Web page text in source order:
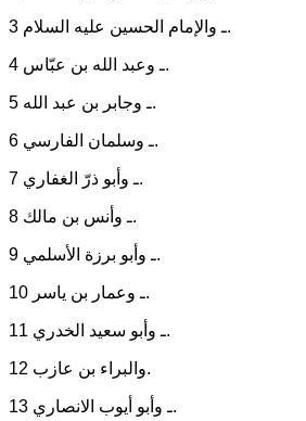
3 ـ والإمام الحسين عليه السلام.
4 ـ وعبد الله بن عبّاس.
5 ـ وجابر بن عبد الله.
6 ـ وسلمان الفارسي.
7 ـ وأبو ذرّ الغفاري.
8 ـ وأنس بن مالك.
9 ـ وأبو برزة الأسلمي.
10 ـ وعمار بن ياسر.
11 ـ وأبو سعيد الخدري.
12 والبراء بن عازب.
13 ـ وأبو أيوب الانصاري.